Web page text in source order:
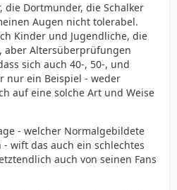
die Dortmunder, die Schalker
Augen nicht tolerabel.
Kinder und Jugendliche, die
aber Altersüberprüfungen
sich auch 40-, 50-, und
nur ein Beispiel - weder
auf eine solche Art und Weise
- welcher Normalgebildete
wift das auch ein schlechtes
auch von seinen Fans